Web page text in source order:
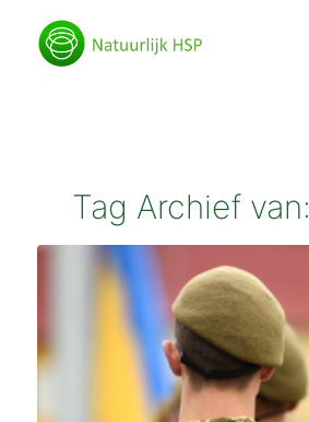
Tag Archief van: